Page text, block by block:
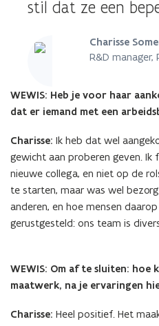
stil dat ze een
Charisse
R&D manager,
WEWIS: Heb je voor haar
dat er iemand met een
Charisse: Ik heb dat wel
gewicht aan proberen geven. Ik
nieuwe collega, en niet op de
te starten, maar was wel
anderen, en hoe mensen
gerustgesteld: ons team is
WEWIS: Om af te sluiten: hoe
maatwerk, na je ervaringen
Charisse: Heel positief. Het